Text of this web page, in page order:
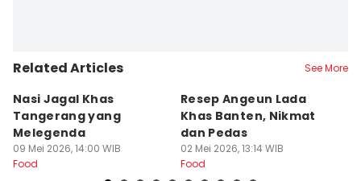
Related Articles See More
Nasi Jagal Khas
Tangerang yang
Melegenda
09 Mei 2026, 14:00 WIB
Food
Resep Angeun Lada
Khas Banten, Nikmat
dan Pedas
02 Mei 2026, 13:14 WIB
Food